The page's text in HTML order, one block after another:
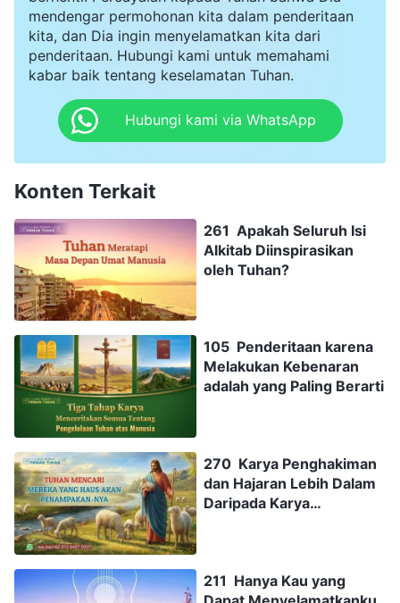
mendengar permohonan kita dalam penderitaan
kita, dan Dia ingin menyelamatkan kita dari
penderitaan. Hubungi kami untuk memahami
kabar baik tentang keselamatan Tuhan.
Hubungi kami via WhatsApp
Konten Terkait
261 Apakah Seluruh Isi
Alkitab Diinspirasikan
oleh Tuhan?
105 Penderitaan karena
Melakukan Kebenaran
adalah yang Paling Berarti
270 Karya Penghakiman
dan Hajaran Lebih Dalam
Daripada Karya
211 Hanya Kau yang